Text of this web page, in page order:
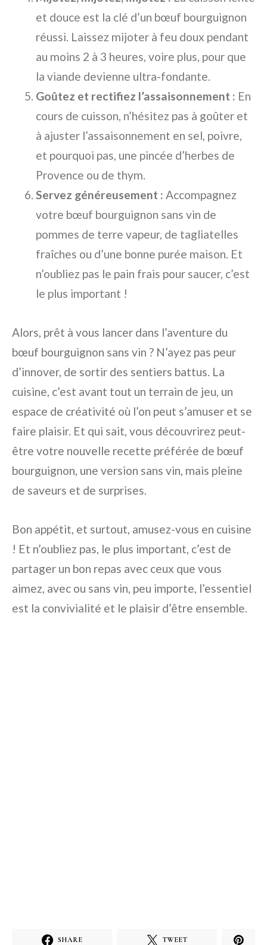
et douce est la clé d’un bœuf bourguignon
réussi. Laissez mijoter à feu doux pendant
au moins 2 à 3 heures, voire plus, pour que
la viande devienne ultra-fondante.
Goûtez et rectifiez l’assaisonnement : En
cours de cuisson, n’hésitez pas à goûter et
à ajuster l’assaisonnement en sel, poivre,
et pourquoi pas, une pincée d’herbes de
Provence ou de thym.
Servez généreusement : Accompagnez
votre bœuf bourguignon sans vin de
pommes de terre vapeur, de tagliatelles
fraîches ou d’une bonne purée maison. Et
n’oubliez pas le pain frais pour saucer, c’est
le plus important !
Alors, prêt à vous lancer dans l’aventure du
bœuf bourguignon sans vin ? N’ayez pas peur
d’innover, de sortir des sentiers battus. La
cuisine, c’est avant tout un terrain de jeu, un
espace de créativité où l’on peut s’amuser et se
faire plaisir. Et qui sait, vous découvrirez peut-
être votre nouvelle recette préférée de bœuf
bourguignon, une version sans vin, mais pleine
de saveurs et de surprises.
Bon appétit, et surtout, amusez-vous en cuisine
! Et n’oubliez pas, le plus important, c’est de
partager un bon repas avec ceux que vous
aimez, avec ou sans vin, peu importe, l’essentiel
est la convivialité et le plaisir d’être ensemble.
SHARE TWEET